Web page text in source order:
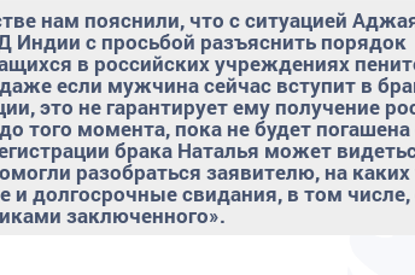
нам пояснили, что с ситуацией
с просьбой разъяснить порядок
в российских учреждениях
если мужчина сейчас вступит в
это не гарантирует ему получение
того момента, пока не будет погашена
брака Наталья может
разобраться заявителю, на каких
и долгосрочные свидания, в том
заключенного».